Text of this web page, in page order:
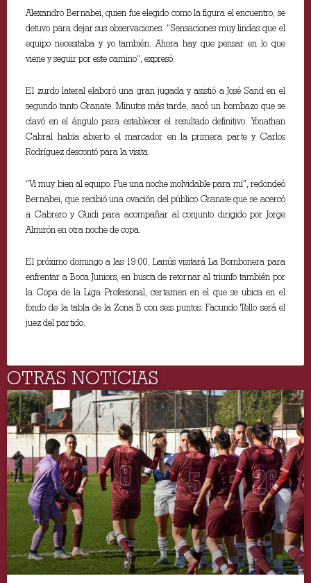
Alexandro Bernabei, quien fue elegido como la figura el encuentro, se
detuvo para dejar sus observaciones. “Sensaciones muy lindas que el
equipo necesitaba y yo también. Ahora hay que pensar en lo que
viene y seguir por este camino”, expresó.
El zurdo lateral elaboró una gran jugada y asistió a José Sand en el
segundo tanto Granate. Minutos más tarde, sacó un bombazo que se
clavó en el ángulo para establecer el resultado definitivo. Yonathan
Cabral había abierto el marcador en la primera parte y Carlos
Rodríguez descontó para la visita.
“Vi muy bien al equipo. Fue una noche inolvidable para mí”, redondeó
Bernabei, que recibió una ovación del público Granate que se acercó
a Cabrero y Guidi para acompañar al conjunto dirigido por Jorge
Almirón en otra noche de copa.
El próximo domingo a las 19:00, Lanús visitará La Bombonera para
enfrentar a Boca Juniors, en busca de retornar al triunfo también por
la Copa de la Liga Profesional, certamen en el que se ubica en el
fondo de la tabla de la Zona B con seis puntos. Facundo Tello será el
juez del partido.
OTRAS NOTICIAS